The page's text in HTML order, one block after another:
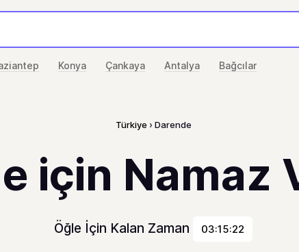
Konya Çankaya Antalya Bağcılar
Türkiye Darende
için Namaz
Öğle İçin Kalan Zaman 03:15:22